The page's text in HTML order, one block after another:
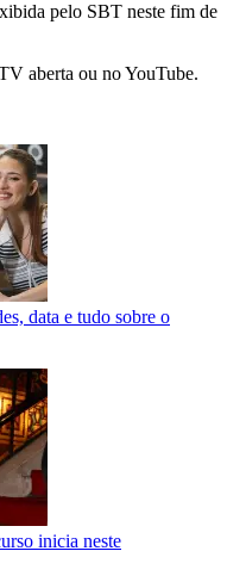
pelo SBT neste fim de
aberta ou no YouTube.
data e tudo sobre o
inicia neste